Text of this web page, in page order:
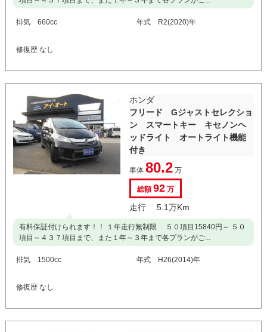
排気 660cc 年式 R2(2020)年
修復歴 なし
ホンダ
フリード Gジャストセレクショ
ン スマートキー キセノンヘ
ッドライト オートライト機能
付き
車体 80.2万
総額92万
走行 5.1万Km
有料保証付けられます！！ １年走行無制限 ５０項目15840円～ ５０
項目～４３７項目まで、また１年～３年まで各プランがご...
排気 1500cc 年式 H26(2014)年
修復歴 なし